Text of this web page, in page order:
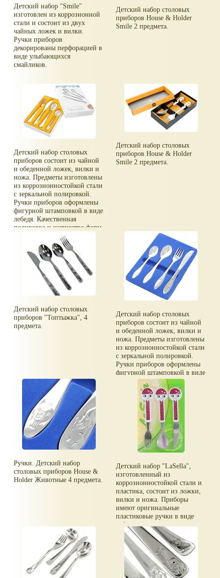
Детский набор "Smile"
изготовлен из коррозионной
стали и состоит из двух
чайных ложек и вилки.
Ручки приборов
декорированы перфорацией в
виде улыбающихся
смайликов.
Детский набор столовых
приборов House & Holder
Smile 2 предмета.
Детский набор столовых
приборов состоит из чайной
и обеденной ложек, вилки и
ножа. Предметы изготовлены
из коррозионностойкой стали
с зеркальной полировкой.
Ручки приборов оформлены
фигурной штамповкой в виде
лебедя. Качественная
полировка и изящество форм
притягивают взгляд.
Детский набор столовых
приборов House & Holder
Smile 2 предмета.
Детский набор столовых
приборов "Топтыжка", 4
предмета.
Детский набор столовых
приборов состоит из чайной
и обеденной ложек, вилки и
ножа. Предметы изготовлены
из коррозионностойкой стали
с зеркальной полировкой.
Ручки приборов оформлены
фигурной штамповкой в виде
обезьяны, жирафа, льва и
Ручки. Детский набор
столовых приборов House &
Holder Животные 4 предмета.
Детский набор "LaSella",
изготовленный из
коррозионностойкой стали и
пластика, состоит из ложки,
вилки и ножа. Приборы
имеют оригинальные
пластиковые ручки в виде
забавных мордашек.